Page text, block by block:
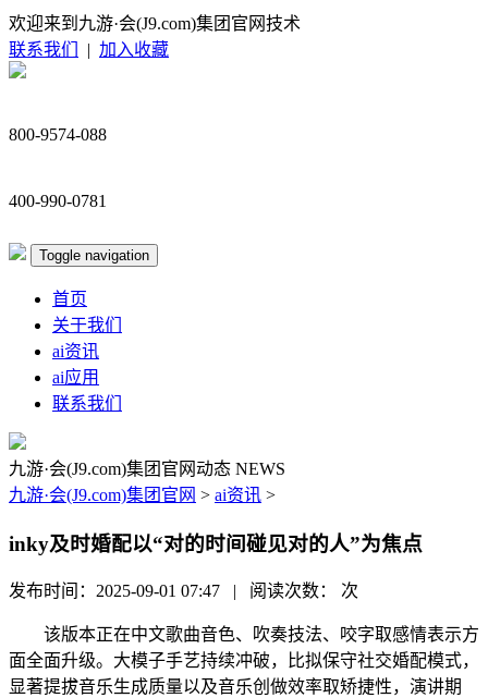
欢迎来到九游·会(J9.com)集团官网技术
联系我们
| 加入收藏
800-9574-088
400-990-0781
Toggle navigation
首页
关于我们
ai资讯
ai应用
联系我们
九游·会(J9.com)集团官网动态 NEWS
九游·会(J9.com)集团官网 > ai资讯 >
inky及时婚配以“对的时间碰见对的人”为焦点
发布时间：2025-09-01 07:47 | 阅读次数： 次
该版本正在中文歌曲音色、吹奏技法、咬字取感情表示方
面全面升级。大模子手艺持续冲破，比拟保守社交婚配模式，
显著提拔音乐生成质量以及音乐创做效率取矫捷性，演讲期